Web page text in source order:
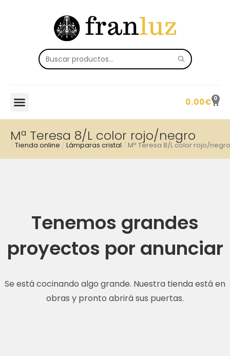
0.00€ 0
Mª Teresa 8/L color rojo/negro
/ Tienda online / Lámparas cristal / Mª Teresa 8/L color rojo/negro
Tenemos grandes
proyectos por anunciar
Se está cocinando algo grande. Nuestra tienda está en
obras y pronto abrirá sus puertas.